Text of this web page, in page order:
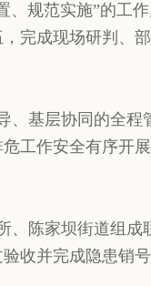
、规范实施”的工
完成现场研判、
、基层协同的全程
工作安全有序开
、陈家坝街道组成
收并完成隐患销